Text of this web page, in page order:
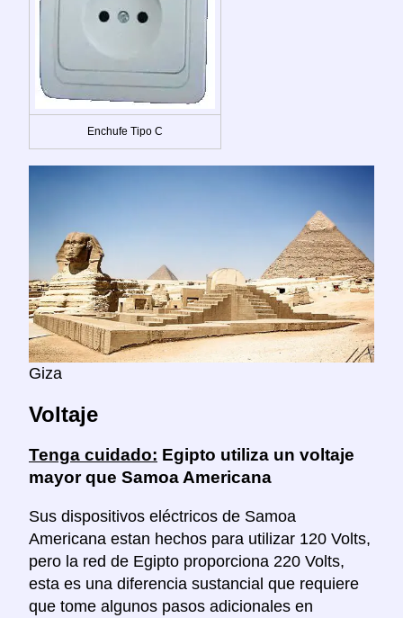
Enchufe Tipo C
Giza
Voltaje
Tenga cuidado: Egipto utiliza un voltaje
mayor que Samoa Americana
Sus dispositivos eléctricos de Samoa
Americana estan hechos para utilizar 120 Volts,
pero la red de Egipto proporciona 220 Volts,
esta es una diferencia sustancial que requiere
que tome algunos pasos adicionales en